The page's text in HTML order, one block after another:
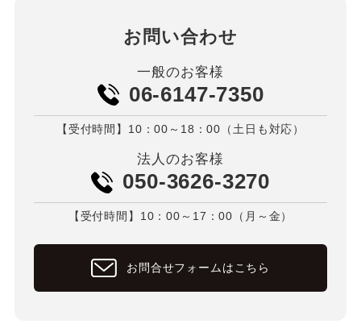
お問い合わせ
一般のお客様
06-6147-7350
【受付時間】10：00～18：00（土日も対応）
法人のお客様
050-3626-3270
【受付時間】10：00～17：00（月～金）
お問合せフォームはこちら